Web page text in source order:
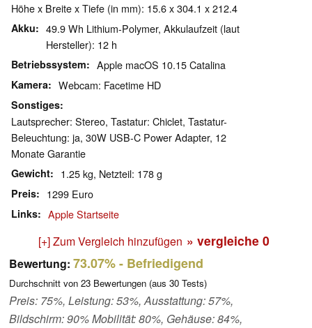
Höhe x Breite x Tiefe (in mm): 15.6 x 304.1 x 212.4
Akku
49.9 Wh Lithium-Polymer, Akkulaufzeit (laut
Hersteller): 12 h
Betriebssystem Apple macOS 10.15 Catalina
Kamera Webcam: Facetime HD
Sonstiges
Lautsprecher: Stereo, Tastatur: Chiclet, Tastatur-
Beleuchtung: ja, 30W USB-C Power Adapter, 12
Monate Garantie
Gewicht 1.25 kg, Netzteil: 178 g
Preis 1299 Euro
Links Apple Startseite
[+] Zum Vergleich hinzufügen » vergleiche 0
Bewertung: 73.07%- Befriedigend
Durchschnitt von 23 Bewertungen (aus 30 Tests)
Preis: 75%, Leistung: 53%, Ausstattung: 57%,
Bildschirm: 90% Mobilität: 80%, Gehäuse: 84%,